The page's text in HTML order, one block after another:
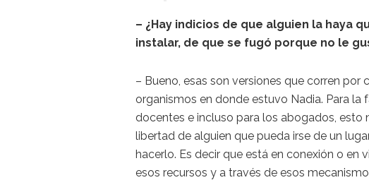
– ¿Hay indicios de que alguien la haya
instalar, de que se fugó porque no le
– Bueno, esas son versiones que corren
organismos en donde estuvo Nadia. Para la
docentes e incluso para los abogados,
libertad de alguien que pueda irse de un
hacerlo. Es decir que está en conexión o en
esos recursos y a través de esos